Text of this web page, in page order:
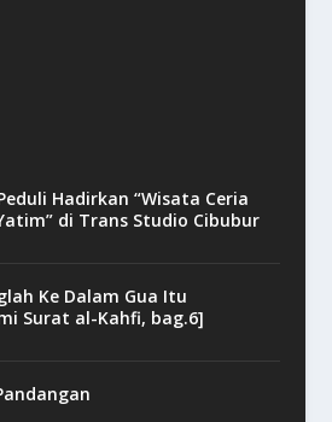
Hadirkan “Wisata Ceria
di Trans Studio Cibubur
Ke Dalam Gua Itu
Surat al-Kahfi, bag.6]